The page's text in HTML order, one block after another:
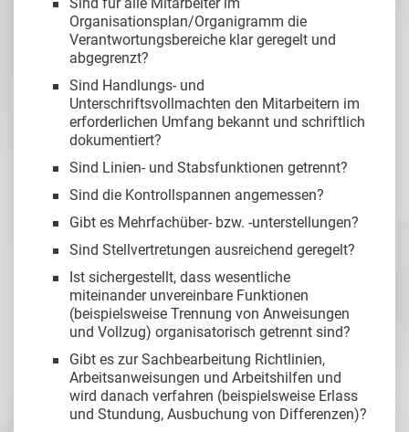
Organisationsplan/Organigramm die
Verantwortungsbereiche klar geregelt und
abgegrenzt?
Sind Handlungs- und
Unterschriftsvollmachten den Mitarbeitern im
erforderlichen Umfang bekannt und schriftlich
dokumentiert?
Sind Linien- und Stabsfunktionen getrennt?
Sind die Kontrollspannen angemessen?
Gibt es Mehrfachüber- bzw. -unterstellungen?
Sind Stellvertretungen ausreichend geregelt?
Ist sichergestellt, dass wesentliche
miteinander unvereinbare Funktionen
(beispielsweise Trennung von Anweisungen
und Vollzug) organisatorisch getrennt sind?
Gibt es zur Sachbearbeitung Richtlinien,
Arbeitsanweisungen und Arbeitshilfen und
wird danach verfahren (beispielsweise Erlass
und Stundung, Ausbuchung von Differenzen)?